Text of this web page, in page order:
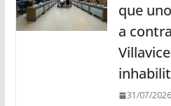
que
a
31/07/2026